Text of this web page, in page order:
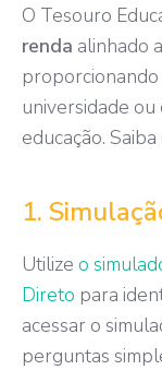
O Tesouro
renda alinhado
universidade ou
educação.
1.
Utilize o
Direto para
acessar o
perguntas